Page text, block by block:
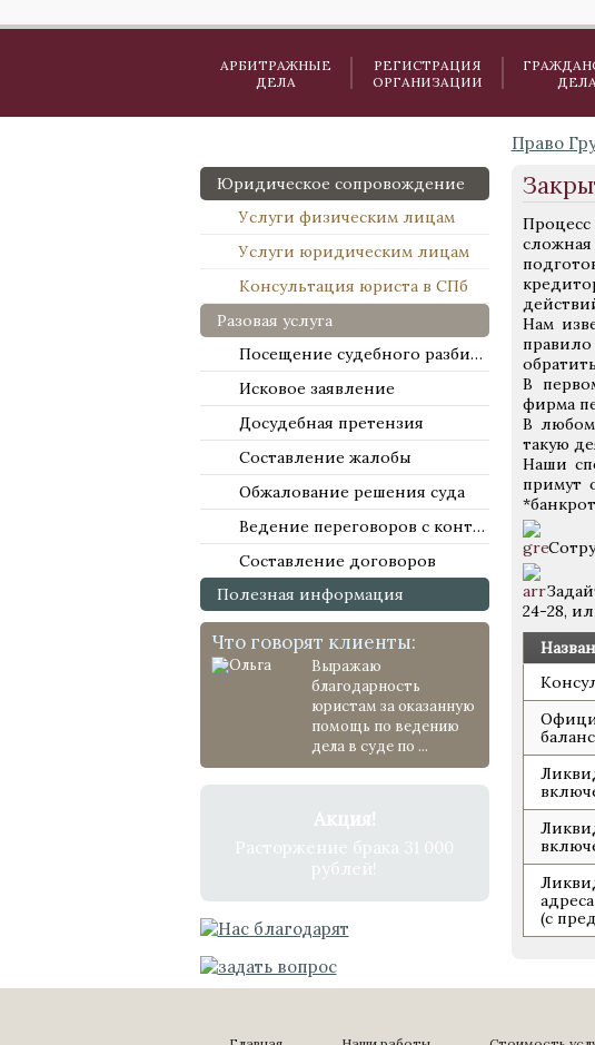
АРБИТРАЖНЫЕ
ДЕЛА
РЕГИСТРАЦИЯ
ОРГАНИЗАЦИИ
ДЕЛА
Юридическое сопровождение
Услуги физическим лицам
Услуги юридическим лицам
Консультация юриста в СПб
Разовая услуга
Посещение судебного разбирательства
Исковое заявление
Досудебная претензия
Составление жалобы
Обжалование решения суда
Ведение переговоров с контрагентами
Составление договоров
Полезная информация
Что говорят клиенты:
Выражаю
благодарность
юристам за оказанную
помощь по ведению
дела в суде по ...
Акция!
Расторжение брака 31 000
рублей!
Право
Нам
В
фирма
В любом
такую
Наши
примут
24-28,
адреса
(c